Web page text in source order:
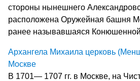
стороны нынешнего
расположена Оружейная башня
ранее называвшаяся
Архангела Михаила церковь
Москве
В 1701— 1707 гг. в Москве, на